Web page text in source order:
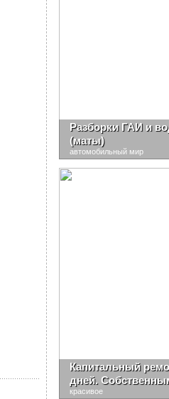
Разборки ГАИ и
(маты)
автомобильный мир
Капитальный
дней.
красивое